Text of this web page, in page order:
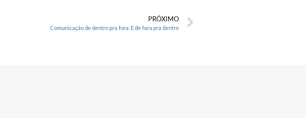
PRÓXIMO
Comunicação de dentro pra fora. E de fora pra dentro